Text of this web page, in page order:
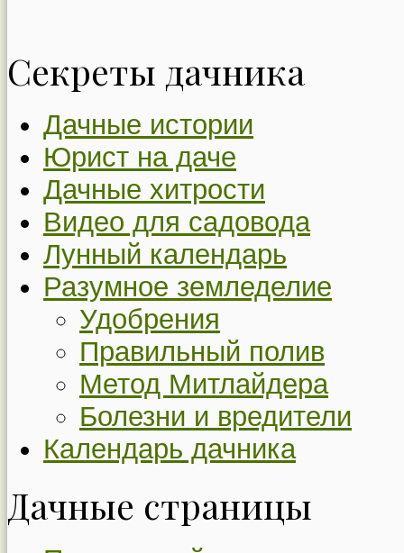
Секреты дачника
Дачные истории
Юрист на даче
Дачные хитрости
Видео для садовода
Лунный календарь
Разумное земледелие
Удобрения
Правильный полив
Метод Митлайдера
Болезни и вредители
Календарь дачника
Дачные страницы